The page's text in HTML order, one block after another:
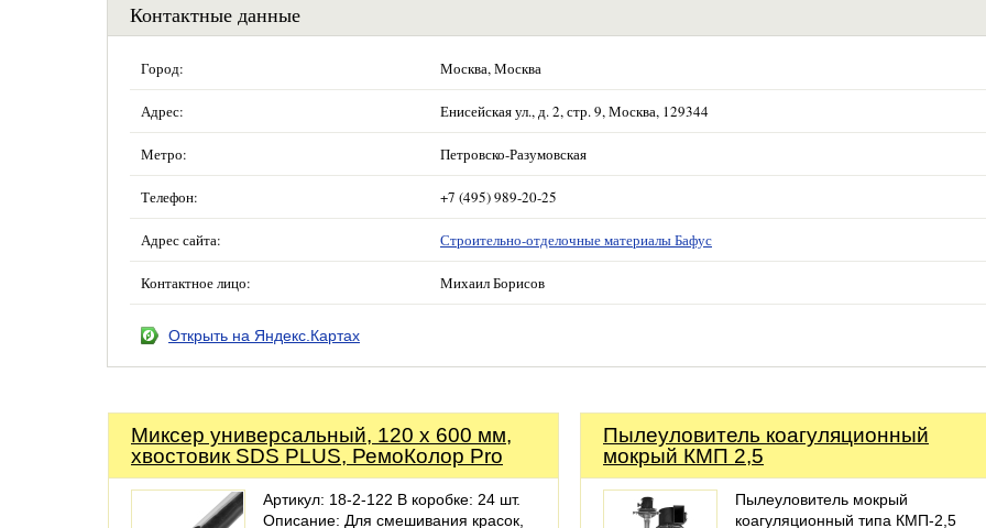
Контактные данные
Город: Москва, Москва
Адрес: Енисейская ул., д. 2, стр. 9, Москва, 129344
Метро: Петровско-Разумовская
Телефон: +7 (495) 989-20-25
Адрес сайта: Строительно-отделочные материалы Бафус
Контактное лицо: Михаил Борисов
Открыть на Яндекс.Картах
Миксер универсальный, 120 х 600 мм,
хвостовик SDS PLUS, РемоКолор Pro
Артикул: 18-2-122 В коробке: 24 шт.
Описание: Для смешивания красок,
Пылеуловитель коагуляционный
мокрый КМП 2,5
Пылеуловитель мокрый
коагуляционный типа КМП-2,5